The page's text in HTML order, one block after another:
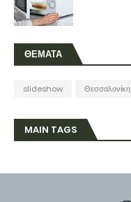
ΘΕΜΑΤΑ
slideshow Θεσσαλονίκη
MAIN TAGS